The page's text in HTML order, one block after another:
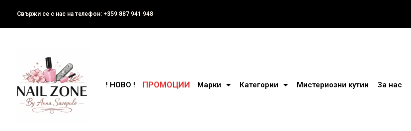
Свържи се с нас на телефон: +359 887 941 948
! НОВО ! ПРОМОЦИИ Марки Категории Мистериозни кутии За нас